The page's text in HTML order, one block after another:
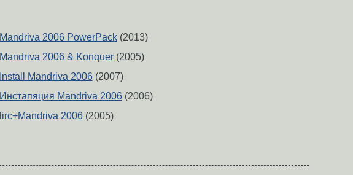
Mandriva 2006 PowerPack(2013)
Mandriva 2006 & Konquer(2005)
Install Mandriva 2006(2007)
Инстапяция Mandriva 2006(2006)
lirc+Mandriva 2006(2005)